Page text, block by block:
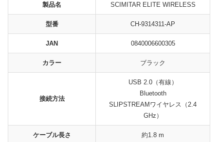
製品名 SCIMITAR ELITE WIRELESS
型番 CH-9314311-AP
JAN 0840006600305
カラー ブラック
接続方法
USB 2.0（有線）
Bluetooth
SLIPSTREAMワイヤレス（2.4
GHz）
ケーブル長さ 約1.8 m